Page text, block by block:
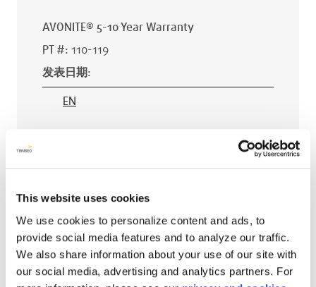
This website uses cookies
We use cookies to personalize content and ads, to
provide social media features and to analyze our traffic.
We also share information about your use of our site with
our social media, advertising and analytics partners. For
AVONITE® 5-10 Year Warranty
PT #: 110-119
发表日期:
EN
PT #:110-118
发表日期:
EN